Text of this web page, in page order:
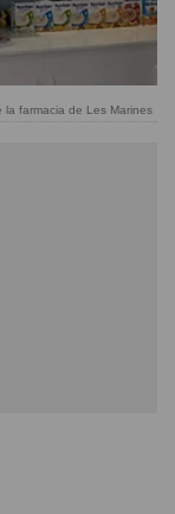
la farmacia de Les Marines